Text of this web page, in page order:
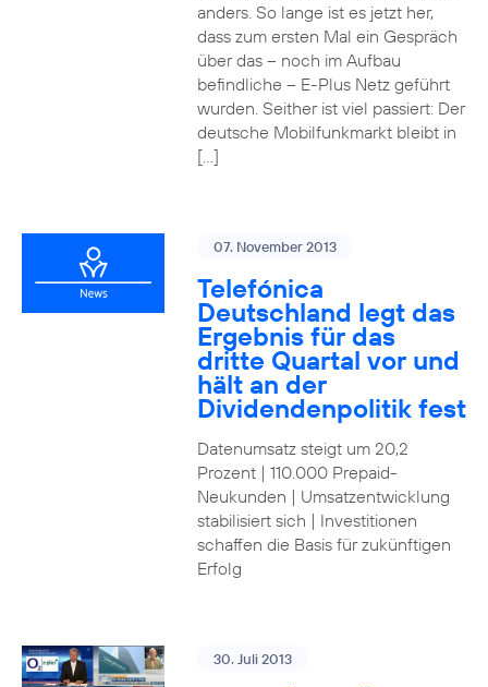
anders. So lange ist es jetzt her,
dass zum ersten Mal ein Gespräch
über das – noch im Aufbau
befindliche – E-Plus Netz geführt
wurden. Seither ist viel passiert: Der
deutsche Mobilfunkmarkt bleibt in
[…]
07. November 2013
Telefónica
Deutschland legt das
Ergebnis für das
dritte Quartal vor und
hält an der
Dividendenpolitik fest
Datenumsatz steigt um 20,2
Prozent | 110.000 Prepaid-
Neukunden | Umsatzentwicklung
stabilisiert sich | Investitionen
schaffen die Basis für zukünftigen
Erfolg
30. Juli 2013